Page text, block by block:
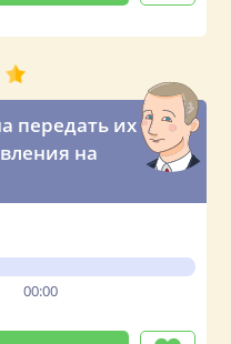
передать их
на
00:00